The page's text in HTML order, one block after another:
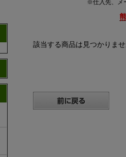
※仕入先、メ
該当する商品は見つかりま